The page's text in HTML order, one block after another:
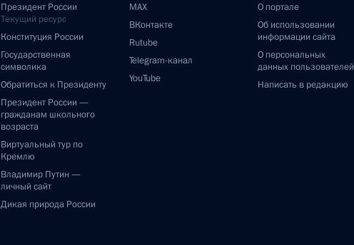
Президент России
Текущий ресурс
Конституция России
Государственная
символика
Обратиться к Президенту
Президент России —
гражданам школьного
возраста
Виртуальный тур по
Кремлю
Владимир Путин —
личный сайт
Дикая природа России
MAX
ВКонтакте
Rutube
Telegram-канал
YouTube
О портале
Об использовании
информации сайта
О персональных
данных пользователей
Написать в редакцию